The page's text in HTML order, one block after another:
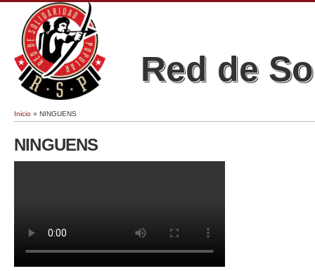
Red de
Se encuentra usted aquí
Inicio » NINGUENS
NINGUENS